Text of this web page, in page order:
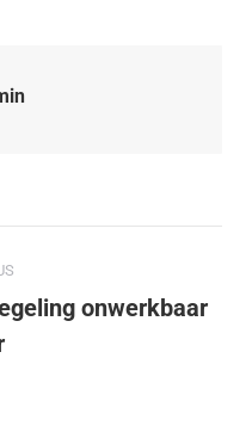
onwerkbaar